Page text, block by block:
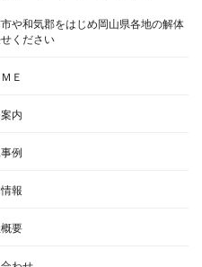
や和気郡をはじめ岡山県各地の解体
ください
Ｅ
内
例
報
要